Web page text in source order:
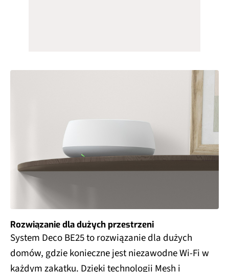
Rozwiązanie dla dużych przestrzeni
System Deco BE25 to rozwiązanie dla dużych
domów, gdzie konieczne jest niezawodne Wi-Fi w
każdym zakątku. Dzięki technologii Mesh i